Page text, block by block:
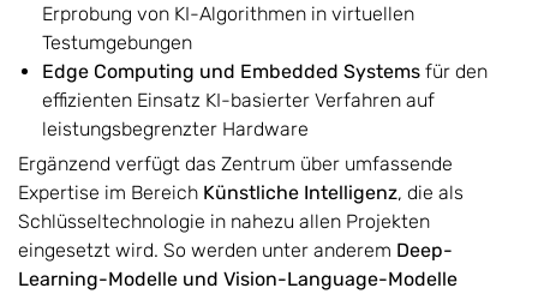
Erprobung von KI-Algorithmen in virtuellen
Testumgebungen
Edge Computing und Embedded Systems für den
effizienten Einsatz KI-basierter Verfahren auf
leistungsbegrenzter Hardware
Ergänzend verfügt das Zentrum über umfassende
Expertise im Bereich Künstliche Intelligenz, die als
Schlüsseltechnologie in nahezu allen Projekten
eingesetzt wird. So werden unter anderem Deep-
Learning-Modelle und Vision-Language-Modelle